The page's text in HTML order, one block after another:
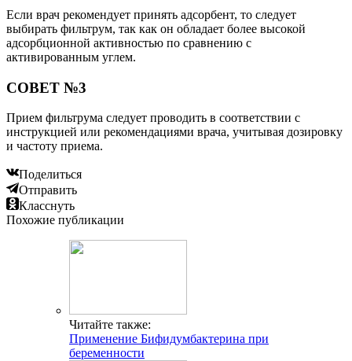
Если врач рекомендует принять адсорбент, то следует
выбирать фильтрум, так как он обладает более высокой
адсорбционной активностью по сравнению с
активированным углем.
СОВЕТ №3
Прием фильтрума следует проводить в соответствии с
инструкцией или рекомендациями врача, учитывая дозировку
и частоту приема.
Поделиться
Отправить
Класснуть
Похожие публикации
Читайте также:
Применение Бифидумбактерина при
беременности